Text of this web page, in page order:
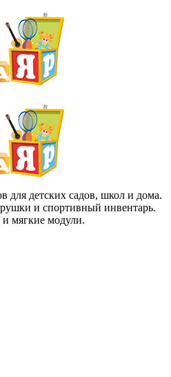
для детских садов, школ и дома.
и спортивный инвентарь.
мягкие модули.